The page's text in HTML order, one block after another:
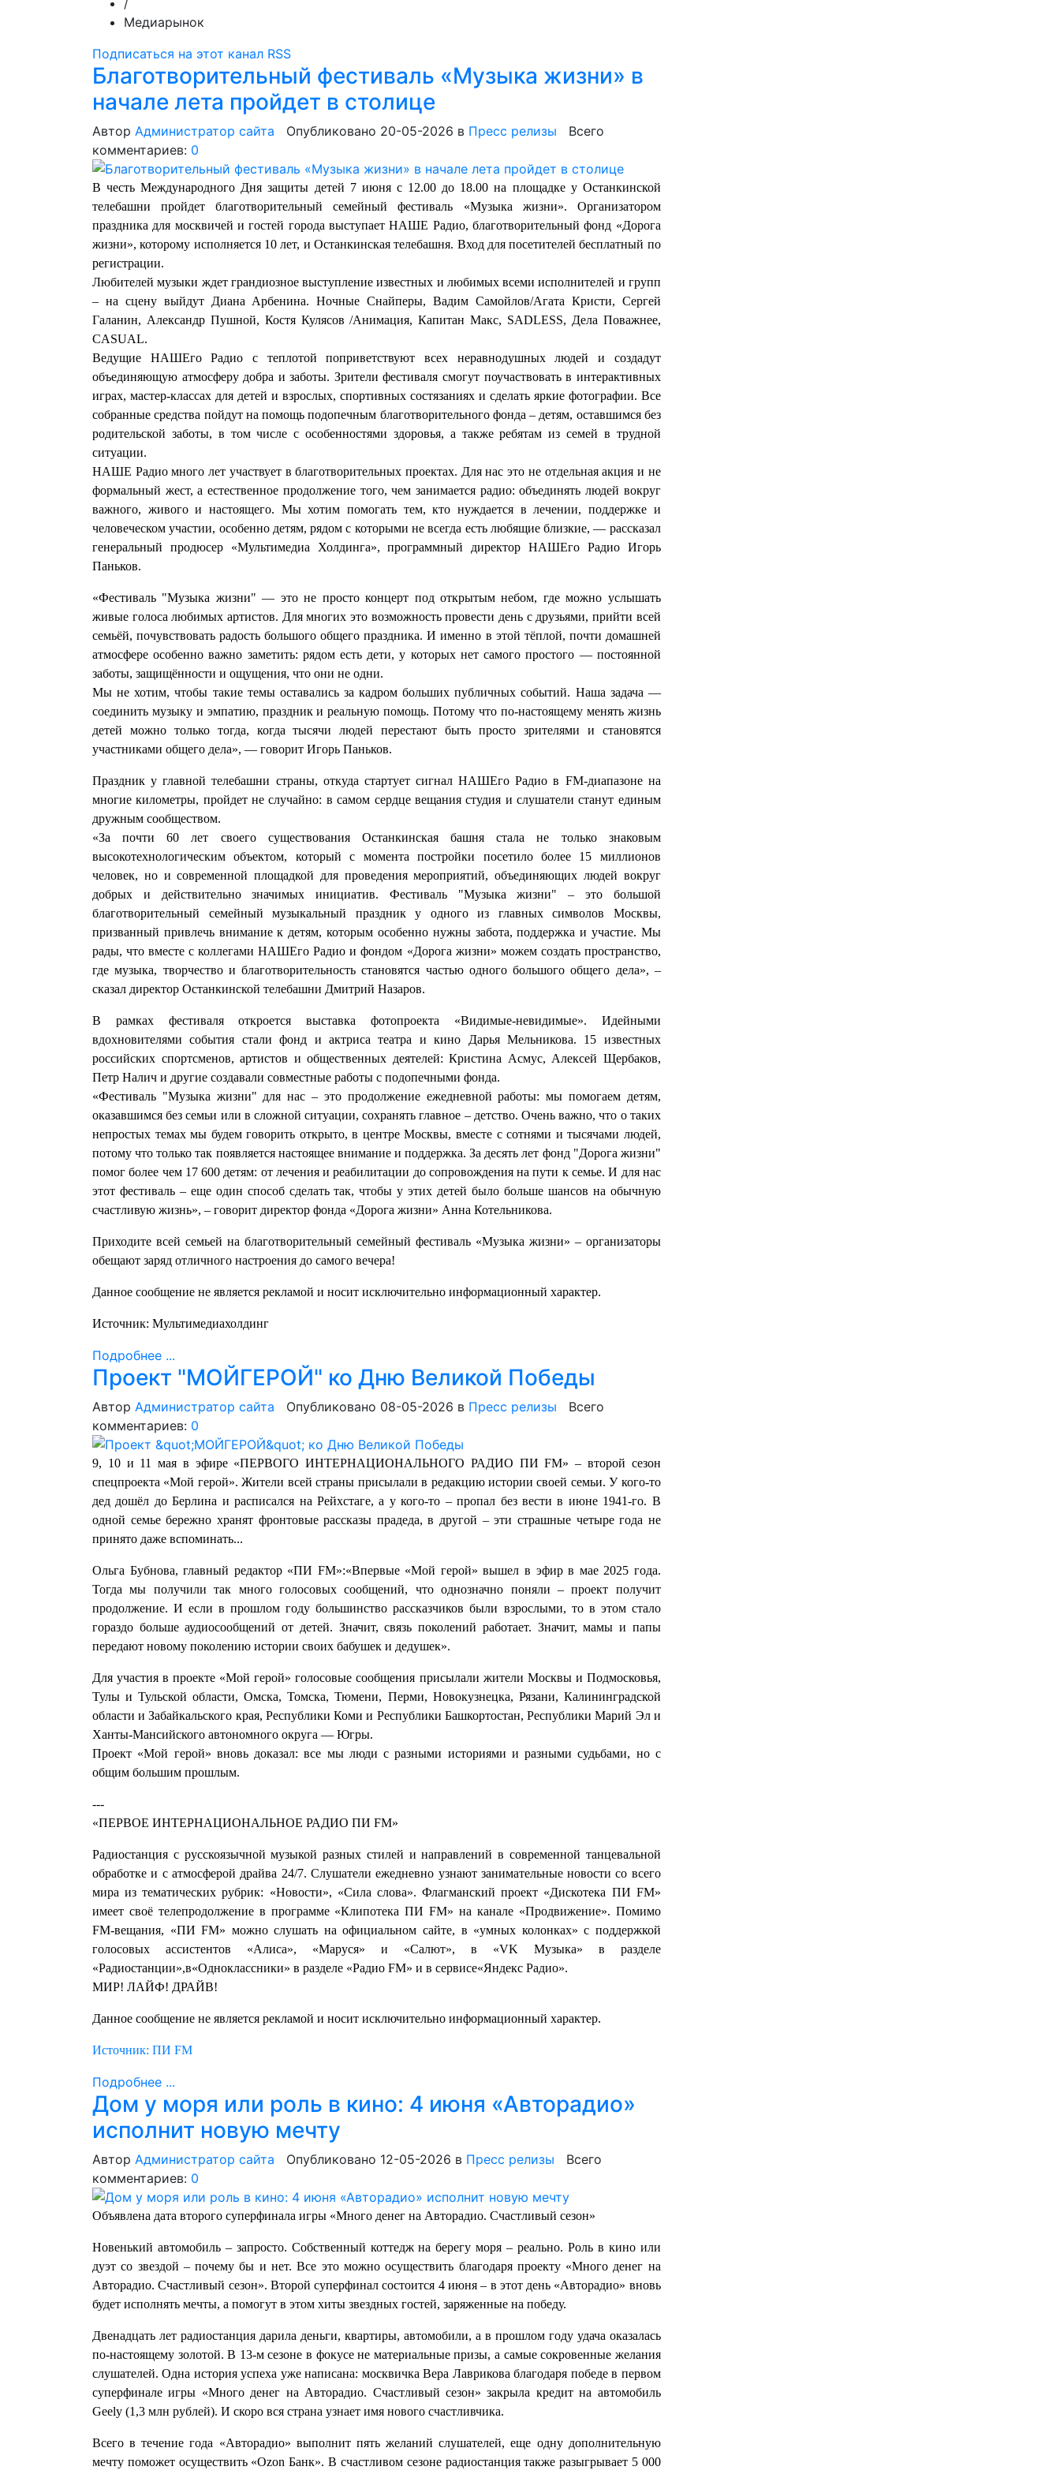
/
Медиарынок
Подписаться на этот канал RSS
Благотворительный фестиваль «Музыка жизни» в
начале лета пройдет в столице
Автор Администратор сайта Опубликовано 20-05-2026 в Пресс релизы Всего
комментариев: 0
В честь Международного Дня защиты детей 7 июня с 12.00 до 18.00 на площадке у Останкинской
телебашни пройдет благотворительный семейный фестиваль «Музыка жизни». Организатором
праздника для москвичей и гостей города выступает НАШЕ Радио, благотворительный фонд «Дорога
жизни», которому исполняется 10 лет, и Останкинская телебашня. Вход для посетителей бесплатный по
регистрации.
Любителей музыки ждет грандиозное выступление известных и любимых всеми исполнителей и групп
– на сцену выйдут Диана Арбенина. Ночные Снайперы, Вадим Самойлов/Агата Кристи, Сергей
Галанин, Александр Пушной, Костя Кулясов /Анимация, Капитан Макс, SADLESS, Дела Поважнее,
CASUAL.
Ведущие НАШЕго Радио с теплотой поприветствуют всех неравнодушных людей и создадут
объединяющую атмосферу добра и заботы. Зрители фестиваля смогут поучаствовать в интерактивных
играх, мастер-классах для детей и взрослых, спортивных состязаниях и сделать яркие фотографии. Все
собранные средства пойдут на помощь подопечным благотворительного фонда – детям, оставшимся без
родительской заботы, в том числе с особенностями здоровья, а также ребятам из семей в трудной
ситуации.
НАШЕ Радио много лет участвует в благотворительных проектах. Для нас это не отдельная акция и не
формальный жест, а естественное продолжение того, чем занимается радио: объединять людей вокруг
важного, живого и настоящего. Мы хотим помогать тем, кто нуждается в лечении, поддержке и
человеческом участии, особенно детям, рядом с которыми не всегда есть любящие близкие, — рассказал
генеральный продюсер «Мультимедиа Холдинга», программный директор НАШЕго Радио Игорь
Паньков.
«Фестиваль "Музыка жизни" — это не просто концерт под открытым небом, где можно услышать
живые голоса любимых артистов. Для многих это возможность провести день с друзьями, прийти всей
семьёй, почувствовать радость большого общего праздника. И именно в этой тёплой, почти домашней
атмосфере особенно важно заметить: рядом есть дети, у которых нет самого простого — постоянной
заботы, защищённости и ощущения, что они не одни.
Мы не хотим, чтобы такие темы оставались за кадром больших публичных событий. Наша задача —
соединить музыку и эмпатию, праздник и реальную помощь. Потому что по-настоящему менять жизнь
детей можно только тогда, когда тысячи людей перестают быть просто зрителями и становятся
участниками общего дела», — говорит Игорь Паньков.
Праздник у главной телебашни страны, откуда стартует сигнал НАШЕго Радио в FM-диапазоне на
многие километры, пройдет не случайно: в самом сердце вещания студия и слушатели станут единым
дружным сообществом.
«За почти 60 лет своего существования Останкинская башня стала не только знаковым
высокотехнологическим объектом, который с момента постройки посетило более 15 миллионов
человек, но и современной площадкой для проведения мероприятий, объединяющих людей вокруг
добрых и действительно значимых инициатив. Фестиваль "Музыка жизни" – это большой
благотворительный семейный музыкальный праздник у одного из главных символов Москвы,
призванный привлечь внимание к детям, которым особенно нужны забота, поддержка и участие. Мы
рады, что вместе с коллегами НАШЕго Радио и фондом «Дорога жизни» можем создать пространство,
где музыка, творчество и благотворительность становятся частью одного большого общего дела», –
сказал директор Останкинской телебашни Дмитрий Назаров.
В рамках фестиваля откроется выставка фотопроекта «Видимые-невидимые». Идейными
вдохновителями события стали фонд и актриса театра и кино Дарья Мельникова. 15 известных
российских спортсменов, артистов и общественных деятелей: Кристина Асмус, Алексей Щербаков,
Петр Налич и другие создавали совместные работы с подопечными фонда.
«Фестиваль "Музыка жизни" для нас – это продолжение ежедневной работы: мы помогаем детям,
оказавшимся без семьи или в сложной ситуации, сохранять главное – детство. Очень важно, что о таких
непростых темах мы будем говорить открыто, в центре Москвы, вместе с сотнями и тысячами людей,
потому что только так появляется настоящее внимание и поддержка. За десять лет фонд "Дорога жизни"
помог более чем 17 600 детям: от лечения и реабилитации до сопровождения на пути к семье. И для нас
этот фестиваль – еще один способ сделать так, чтобы у этих детей было больше шансов на обычную
счастливую жизнь», – говорит директор фонда «Дорога жизни» Анна Котельникова.
Приходите всей семьей на благотворительный семейный фестиваль «Музыка жизни» – организаторы
обещают заряд отличного настроения до самого вечера!
Данное сообщение не является рекламой и носит исключительно информационный характер.
Источник: Мультимедиахолдинг
Подробнее ...
Проект "МОЙГЕРОЙ" ко Дню Великой Победы
Автор Администратор сайта Опубликовано 08-05-2026 в Пресс релизы Всего
комментариев: 0
9, 10 и 11 мая в эфире «ПЕРВОГО ИНТЕРНАЦИОНАЛЬНОГО РАДИО ПИ FM» – второй сезон
спецпроекта «Мой герой». Жители всей страны присылали в редакцию истории своей семьи. У кого-то
дед дошёл до Берлина и расписался на Рейхстаге, а у кого-то – пропал без вести в июне 1941-го. В
одной семье бережно хранят фронтовые рассказы прадеда, в другой – эти страшные четыре года не
принято даже вспоминать...
Ольга Бубнова, главный редактор «ПИ FM»:«Впервые «Мой герой» вышел в эфир в мае 2025 года.
Тогда мы получили так много голосовых сообщений, что однозначно поняли – проект получит
продолжение. И если в прошлом году большинство рассказчиков были взрослыми, то в этом стало
гораздо больше аудиосообщений от детей. Значит, связь поколений работает. Значит, мамы и папы
передают новому поколению истории своих бабушек и дедушек».
Для участия в проекте «Мой герой» голосовые сообщения присылали жители Москвы и Подмосковья,
Тулы и Тульской области, Омска, Томска, Тюмени, Перми, Новокузнецка, Рязани, Калининградской
области и Забайкальского края, Республики Коми и Республики Башкортостан, Республики Марий Эл и
Ханты-Мансийского автономного округа — Югры.
Проект «Мой герой» вновь доказал: все мы люди с разными историями и разными судьбами, но с
общим большим прошлым.
---
«ПЕРВОЕ ИНТЕРНАЦИОНАЛЬНОЕ РАДИО ПИ FM»
Радиостанция с русскоязычной музыкой разных стилей и направлений в современной танцевальной
обработке и с атмосферой драйва 24/7. Слушатели ежедневно узнают занимательные новости со всего
мира из тематических рубрик: «Новости», «Сила слова». Флагманский проект «Дискотека ПИ FM»
имеет своё телепродолжение в программе «Клипотека ПИ FM» на канале «Продвижение». Помимо
FM-вещания, «ПИ FM» можно слушать на официальном сайте, в «умных колонках» с поддержкой
голосовых ассистентов «Алиса», «Маруся» и «Салют», в «VK Музыка» в разделе
«Радиостанции»,в«Одноклассники» в разделе «Радио FM» и в сервисе«Яндекс Радио».
МИР! ЛАЙФ! ДРАЙВ!
Данное сообщение не является рекламой и носит исключительно информационный характер.
Источник: ПИ FM
Подробнее ...
Дом у моря или роль в кино: 4 июня «Авторадио»
исполнит новую мечту
Автор Администратор сайта Опубликовано 12-05-2026 в Пресс релизы Всего
комментариев: 0
Объявлена дата второго суперфинала игры «Много денег на Авторадио. Счастливый сезон»
Новенький автомобиль – запросто. Собственный коттедж на берегу моря – реально. Роль в кино или
дуэт со звездой – почему бы и нет. Все это можно осуществить благодаря проекту «Много денег на
Авторадио. Счастливый сезон». Второй суперфинал состоится 4 июня – в этот день «Авторадио» вновь
будет исполнять мечты, а помогут в этом хиты звездных гостей, заряженные на победу.
Двенадцать лет радиостанция дарила деньги, квартиры, автомобили, а в прошлом году удача оказалась
по‑настоящему золотой. В 13-м сезоне в фокусе не материальные призы, а самые сокровенные желания
слушателей. Одна история успеха уже написана: москвичка Вера Лаврикова благодаря победе в первом
суперфинале игры «Много денег на Авторадио. Счастливый сезон» закрыла кредит на автомобиль
Geely (1,3 млн рублей). И скоро вся страна узнает имя нового счастливчика.
Всего в течение года «Авторадио» выполнит пять желаний слушателей, еще одну дополнительную
мечту поможет осуществить «Ozon Банк». В счастливом сезоне радиостанция также разыгрывает 5 000